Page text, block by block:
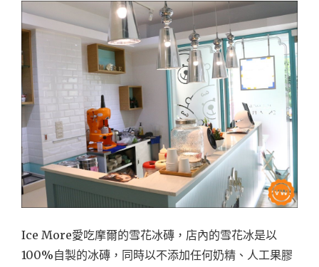
Ice More愛吃摩爾的雪花冰磚，店內的雪花冰是以
100%自製的冰磚，同時以不添加任何奶精、人工果膠